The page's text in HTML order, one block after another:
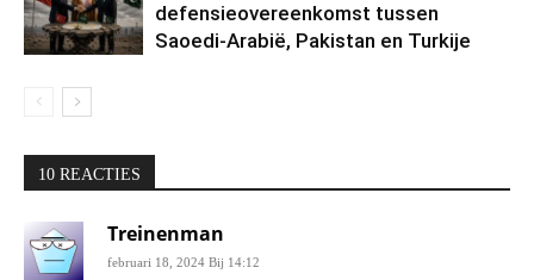
defensieovereenkomst tussen
Saoedi-Arabië, Pakistan en Turkije
10 REACTIES
Treinenman
februari 18, 2024 Bij 14:12